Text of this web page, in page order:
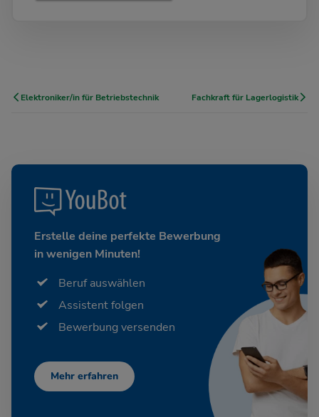
Elektroniker/in für Betriebstechnik Fachkraft für Lagerlogistik
Erstelle deine perfekte Bewerbung
in wenigen Minuten!
Beruf auswählen
Assistent folgen
Bewerbung versenden
Mehr erfahren